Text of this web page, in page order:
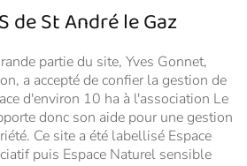
de St André le Gaz
partie du site, Yves Gonnet,
a accepté de confier la gestion de
d'environ 10 ha à l'association Le
donc son aide pour une gestion
Ce site a été labellisé Espace
puis Espace Naturel sensible